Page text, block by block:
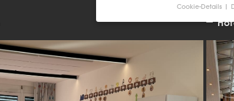
Cookie-Details
Wenn Sie unter 16 Jahre alt
Diensten geben möchten,
Erlaubnis bitten.
Wir verwenden Cookies und
Einige von ihnen sind
und Ihre Erfahrung zu